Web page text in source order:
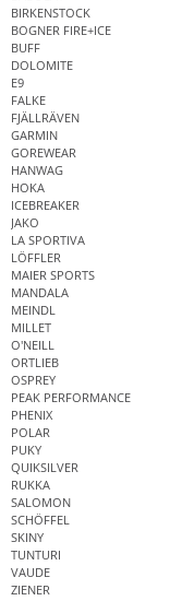
BIRKENSTOCK
BOGNER FIRE+ICE
BUFF
DOLOMITE
E9
FALKE
FJÄLLRÄVEN
GARMIN
GOREWEAR
HANWAG
HOKA
ICEBREAKER
JAKO
LA SPORTIVA
LÖFFLER
MAIER SPORTS
MANDALA
MEINDL
MILLET
O'NEILL
ORTLIEB
OSPREY
PEAK PERFORMANCE
PHENIX
POLAR
PUKY
QUIKSILVER
RUKKA
SALOMON
SCHÖFFEL
SKINY
TUNTURI
VAUDE
ZIENER